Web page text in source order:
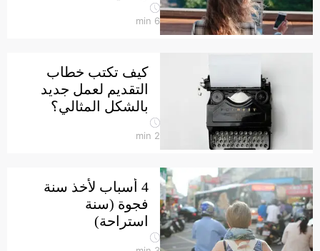
6
min
كيف تكتب خطاب
التقديم لعمل جديد
بالشكل المثالي؟
2
min
4 أسباب لأخذ سنة
فجوة (سنة
استراحة)